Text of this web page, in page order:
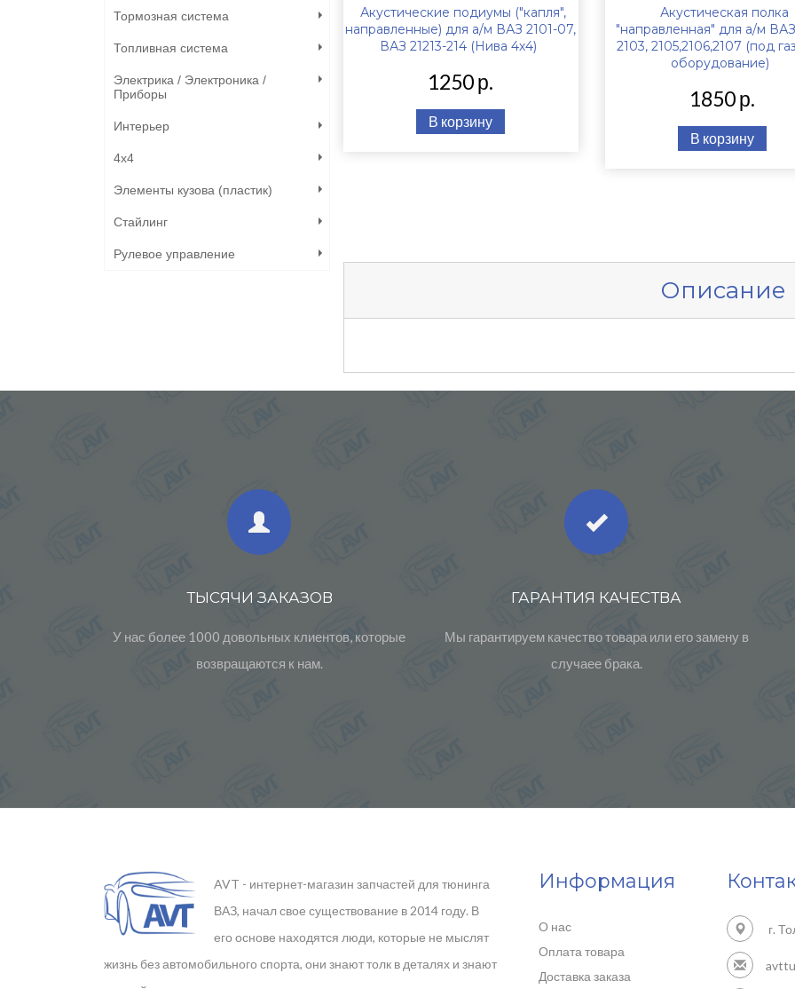
Тормозная система
Топливная система
Электрика / Электроника /
Приборы
Интерьер
4х4
Элементы кузова (пластик)
Стайлинг
Рулевое управление
Акустические подиумы ("капля",
направленные) для а/м ВАЗ 2101-07,
ВАЗ 21213-214 (Нива 4х4)
1250 р.
В корзину
Акустическая полка
"направленная" для а/м ВАЗ
2103, 2105,2106,2107 (под
оборудование)
1850 р.
В корзину
Описание
ТЫСЯЧИ ЗАКАЗОВ
У нас более 1000 довольных клиентов, которые
возвращаются к нам.
ГАРАНТИЯ КАЧЕСТВА
Мы гарантируем качество товара или его замену в
случаее брака.
AVT - интернет-магазин запчастей для тюнинга
ВАЗ, начал свое существование в 2014 году. В
его основе находятся люди, которые не мыслят
жизнь без автомобильного спорта, они знают толк в деталях и знают
Информация
О нас
Оплата товара
Доставка заказа
г.